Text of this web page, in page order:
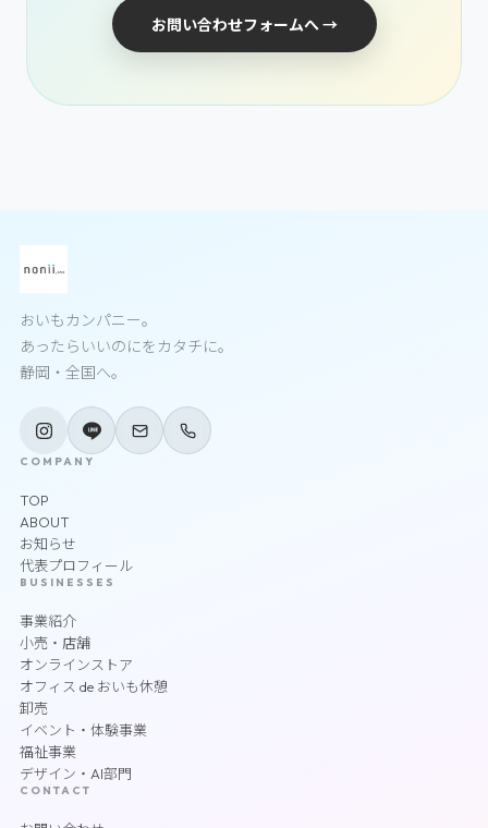
お問い合わせフォームへ →
おいもカンパニー。
あったらいいのにをカタチに。
静岡・全国へ。
COMPANY
TOP
ABOUT
お知らせ
代表プロフィール
BUSINESSES
事業紹介
小売・店舗
オンラインストア
オフィス de おいも休憩
卸売
イベント・体験事業
福祉事業
デザイン・AI部門
CONTACT